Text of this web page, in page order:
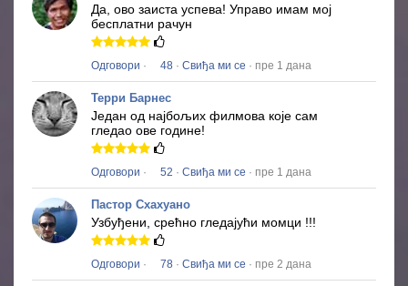
Да, ово заиста успева! Управо имам мој
бесплатни рачун
Одговори · 48 · Свиђа ми се · пре 1 дана
Терри Барнес
Један од најбољих филмова које сам
гледао ове године!
Одговори · 52 · Свиђа ми се · пре 1 дана
Пастор Схахуано
Узбуђени, срећно гледајући момци !!!
Одговори · 78 · Свиђа ми се · пре 2 дана